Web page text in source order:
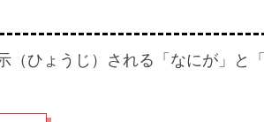
（ひょうじ）される「なにが」と